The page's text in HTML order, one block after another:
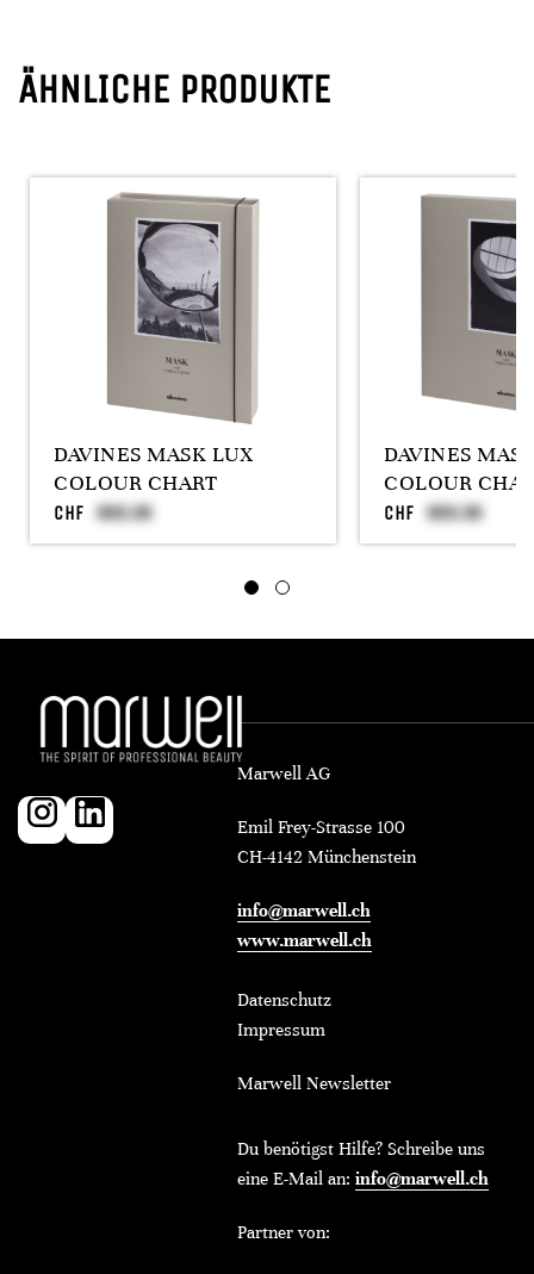
ÄHNLICHE PRODUKTE
DAVINES MASK LUX
COLOUR CHART
CHF
DAVINES
COLOUR
CHF
Marwell AG
Emil Frey-Strasse 100
CH-4142 Münchenstein
info@marwell.ch
www.marwell.ch
Datenschutz
Impressum
Marwell Newsletter
Du benötigst Hilfe? Schreibe uns
eine E-Mail an: info@marwell.ch
Partner von: